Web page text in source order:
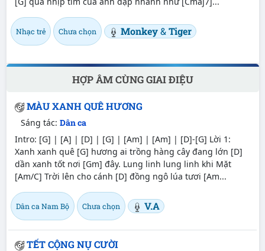
Nhạc trẻ Chưa chọn Monkey&Tiger
HỢP ÂM CÙNG GIAI ĐIỆU
MÀU XANH QUÊ HƯƠNG
Sáng tác: Dân ca
Intro: [G] | [A] | [D] | [G] | [Am] | [Am] | [D]-[G] Lời 1:
Xanh xanh quê [G] hương ai trồng hàng cây đang lớn [D]
dần xanh tốt nơi [Gm] đây. Lung linh lung linh khi Mặt
[Am/C] Trời lên cho cánh [D] đồng ngô lúa tươi [Am...
Dân ca Nam Bộ Chưa chọn V.A
TẾT CỘNG NỤ CƯỜI